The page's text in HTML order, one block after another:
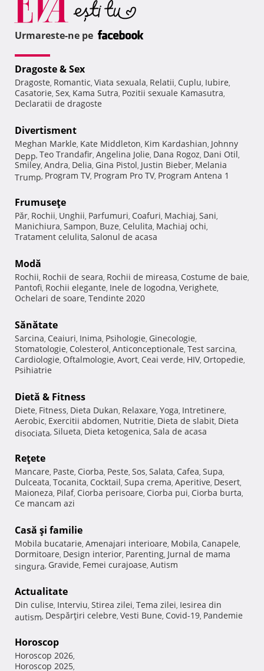
Urmareste-ne pe
Dragoste & Sex
Dragoste, Romantic, Viata sexuala, Relatii, Cuplu, Iubire,
Casatorie, Sex, Kama Sutra, Pozitii sexuale Kamasutra,
Declaratii de dragoste
Divertisment
Meghan Markle, Kate Middleton, Kim Kardashian, Johnny
Depp, Teo Trandafir, Angelina Jolie, Dana Rogoz, Dani Otil,
Smiley, Andra, Delia, Gina Pistol, Justin Bieber, Melania
Trump, Program TV, Program Pro TV, Program Antena 1
Frumuseţe
Păr, Rochii, Unghii, Parfumuri, Coafuri, Machiaj, Sani,
Manichiura, Sampon, Buze, Celulita, Machiaj ochi,
Tratament celulita, Salonul de acasa
Modă
Rochii, Rochii de seara, Rochii de mireasa, Costume de baie,
Pantofi, Rochii elegante, Inele de logodna, Verighete,
Ochelari de soare, Tendinte 2020
Sănătate
Sarcina, Ceaiuri, Inima, Psihologie, Ginecologie,
Stomatologie, Colesterol, Anticonceptionale, Test sarcina,
Cardiologie, Oftalmologie, Avort, Ceai verde, HIV, Ortopedie,
Psihiatrie
Dietă & Fitness
Diete, Fitness, Dieta Dukan, Relaxare, Yoga, Intretinere,
Aerobic, Exercitii abdomen, Nutritie, Dieta de slabit, Dieta
disociata, Silueta, Dieta ketogenica, Sala de acasa
Reţete
Mancare, Paste, Ciorba, Peste, Sos, Salata, Cafea, Supa,
Dulceata, Tocanita, Cocktail, Supa crema, Aperitive, Desert,
Maioneza, Pilaf, Ciorba perisoare, Ciorba pui, Ciorba burta,
Ce mancam azi
Casă şi familie
Mobila bucatarie, Amenajari interioare, Mobila, Canapele,
Dormitoare, Design interior, Parenting, Jurnal de mama
singura, Gravide, Femei curajoase, Autism
Actualitate
Din culise, Interviu, Stirea zilei, Tema zilei, Iesirea din
autism, Despărţiri celebre, Vesti Bune, Covid-19, Pandemie
Horoscop
Horoscop 2026,
Horoscop 2025,